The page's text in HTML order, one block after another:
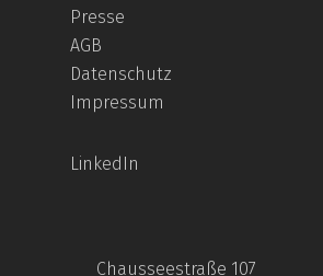
Presse
AGB
Datenschutz
Impressum
LinkedIn
Chausseestraße 107